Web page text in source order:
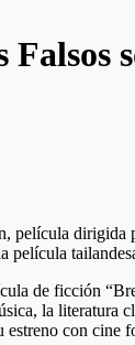
Falsos
película
película
de ficción
la literatura
con cine